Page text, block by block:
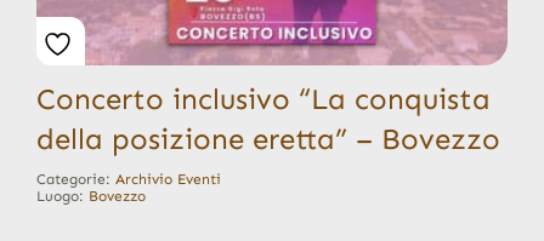
Concerto inclusivo “La conquista
della posizione eretta” – Bovezzo
Categorie: Archivio Eventi
Luogo: Bovezzo